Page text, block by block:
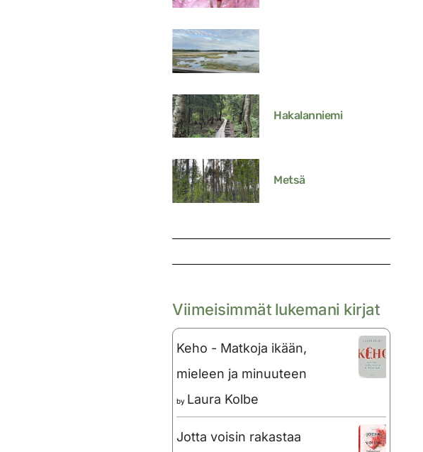
Hakalanniemi
Metsä
Viimeisimmät lukemani kirjat
Keho - Matkoja ikään,
mieleen ja minuuteen
by Laura Kolbe
Jotta voisin rakastaa